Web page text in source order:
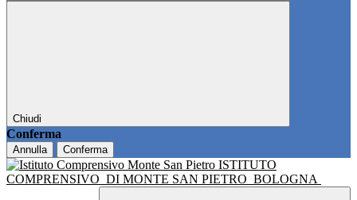
Chiudi
Conferma
Annulla Conferma
ISTITUTO
COMPRENSIVO DI MONTE SAN PIETRO BOLOGNA